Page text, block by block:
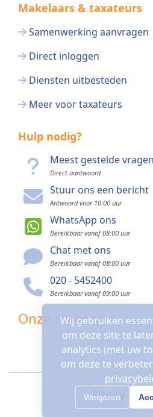
Makelaars & taxateurs
Samenwerking aanvragen
Direct inloggen
Diensten uitbesteden
Meer voor taxateurs
Hulp nodig?
Meest gestelde vragen
Direct aantwoord
Stuur ons een bericht
Antwoord voor 10:00 uur
WhatsApp ons
Bereikbaar vanaf 08:00 uur
Chat met ons
Bereikbaar vanaf 08:00 uur
020 - 5452400
Bereikbaar vanaf 09:00 uur
Onze recensies
Privacy
Wij gebruiken
om deze site te
analytics (met uw
om deze te
Weigeren